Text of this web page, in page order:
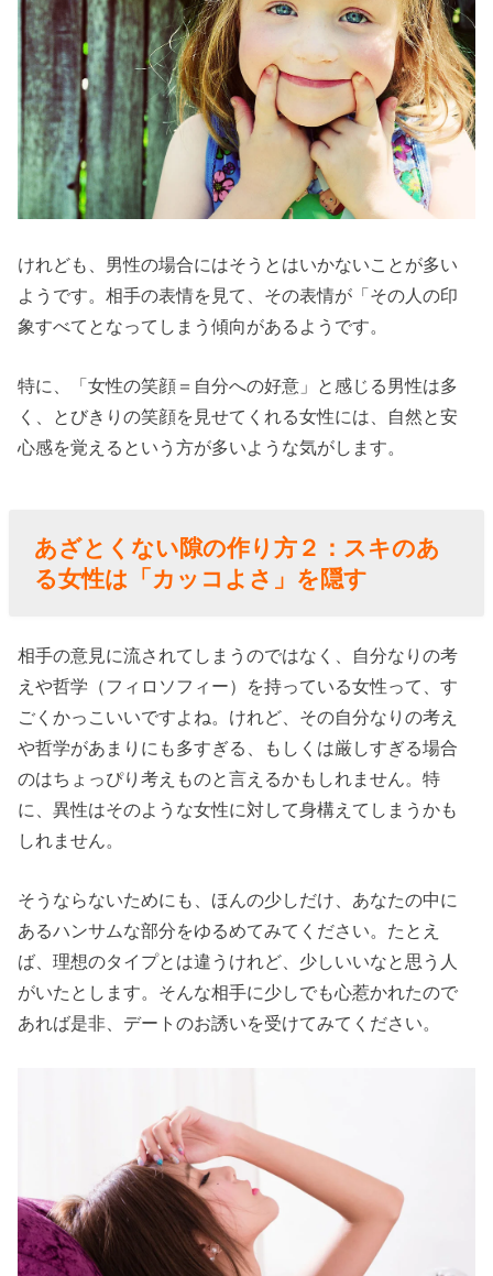
けれども、男性の場合にはそうとはいかないことが多い
ようです。相手の表情を見て、その表情が「その人の印
象すべてとなってしまう傾向があるようです。
特に、「女性の笑顔＝自分への好意」と感じる男性は多
く、とびきりの笑顔を見せてくれる女性には、自然と安
心感を覚えるという方が多いような気がします。
あざとくない隙の作り方２： スキのあ
る女性は「カッコよさ」を隠す
相手の意見に流されてしまうのではなく、自分なりの考
えや哲学（フィロソフィー）を持っている女性って、す
ごくかっこいいですよね。けれど、その自分なりの考え
や哲学があまりにも多すぎる、もしくは厳しすぎる場合
のはちょっぴり考えものと言えるかもしれません。特
に、異性はそのような女性に対して身構えてしまうかも
しれません。
そうならないためにも、ほんの少しだけ、あなたの中に
あるハンサムな部分をゆるめてみてください。たとえ
ば、理想のタイプとは違うけれど、少しいいなと思う人
がいたとします。そんな相手に少しでも心惹かれたので
あれば是非、デートのお誘いを受けてみてください。